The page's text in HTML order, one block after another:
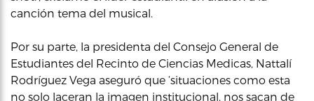
canción tema del musical.
Por su parte, la presidenta del Consejo General de
Estudiantes del Recinto de Ciencias Medicas, Nattalí
Rodríguez Vega aseguró que ‘situaciones como esta
no solo laceran la imagen institucional, nos sacan de